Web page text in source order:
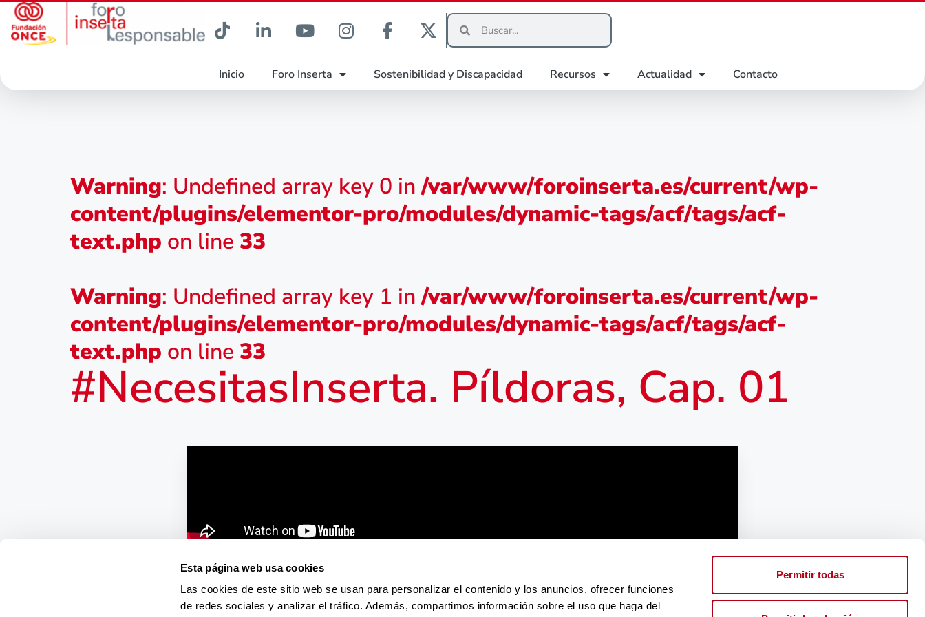
Esta página web usa cookies
Las cookies de este sitio web se usan para personalizar el contenido y los anuncios, ofrecer funciones
de redes sociales y analizar el tráfico. Además, compartimos información sobre el uso que haga del
Permitir todas
Inicio Foro Inserta Sostenibilidad y Discapacidad Recursos Actualidad Contacto
Warning: Undefined array key 0 in/var/www/foroinserta.es/current/wp-
content/plugins/elementor-pro/modules/dynamic-tags/acf/tags/acf-
text.php on line 33
Warning: Undefined array key 1 in/var/www/foroinserta.es/current/wp-
content/plugins/elementor-pro/modules/dynamic-tags/acf/tags/acf-
text.php on line 33
#NecesitasInserta. Píldoras, Cap. 01